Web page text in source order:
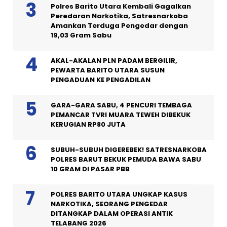
Polres Barito Utara Kembali Gagalkan
Peredaran Narkotika, Satresnarkoba
Amankan Terduga Pengedar dengan
19,03 Gram Sabu
AKAL-AKALAN PLN PADAM BERGILIR,
PEWARTA BARITO UTARA SUSUN
PENGADUAN KE PENGADILAN
GARA-GARA SABU, 4 PENCURI TEMBAGA
PEMANCAR TVRI MUARA TEWEH DIBEKUK
KERUGIAN RP80 JUTA
SUBUH-SUBUH DIGEREBEK! SATRESNARKOBA
POLRES BARUT BEKUK PEMUDA BAWA SABU
10 GRAM DI PASAR PBB
POLRES BARITO UTARA UNGKAP KASUS
NARKOTIKA, SEORANG PENGEDAR
DITANGKAP DALAM OPERASI ANTIK
TELABANG 2026